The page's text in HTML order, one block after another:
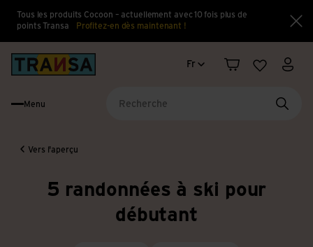
Tous les produits Cocoon – actuellement avec 10 fois plus de
points Transa
Profitez-en dès maintenant !
Changement de langue
Fr
PanierListe Mon
Menu
Vers l'aperçu
5 randonnées à ski pour
débutant